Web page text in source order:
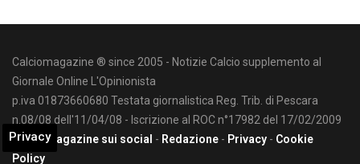
Calciomagazine ® since 2005 - Notizie Calcio supplemento al
Giornale Online L'Opinionista
p.iva 01873660680 Testata giornalistica Reg. Trib. di Pescara
n.08/08 dell'11/04/08 - Iscrizione al ROC n°17982 del 17/02/2009
Calciomagazine sui social - Redazione - Privacy - Cookie
Policy
Privacy